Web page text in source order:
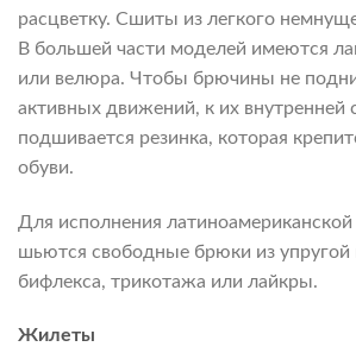
расцветку. Сшиты из легкого
В большей части моделей имеются
или велюра. Чтобы брючины не
активных движений, к их внутренней
подшивается резинка, которая
обуви.
Для исполнения
шьются свободные брюки из упругой
бифлекса, трикотажа или лайкры.
Жилеты